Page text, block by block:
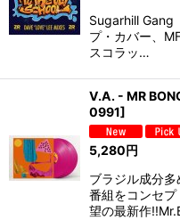
Sugarhill Gang
プ・カバー、
スコラッ…
V.A. - MR
0991]
5,280円
ブラジル成分
番組をコンセ
望の最新作